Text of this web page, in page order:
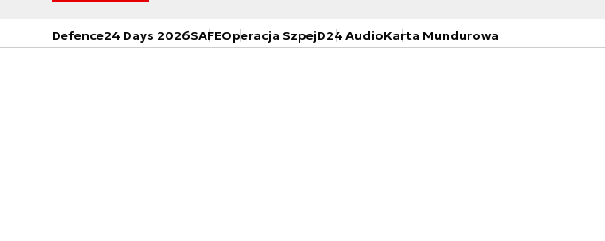
Defence24 Days 2026SAFEOperacja SzpejD24 AudioKarta Mundurowa